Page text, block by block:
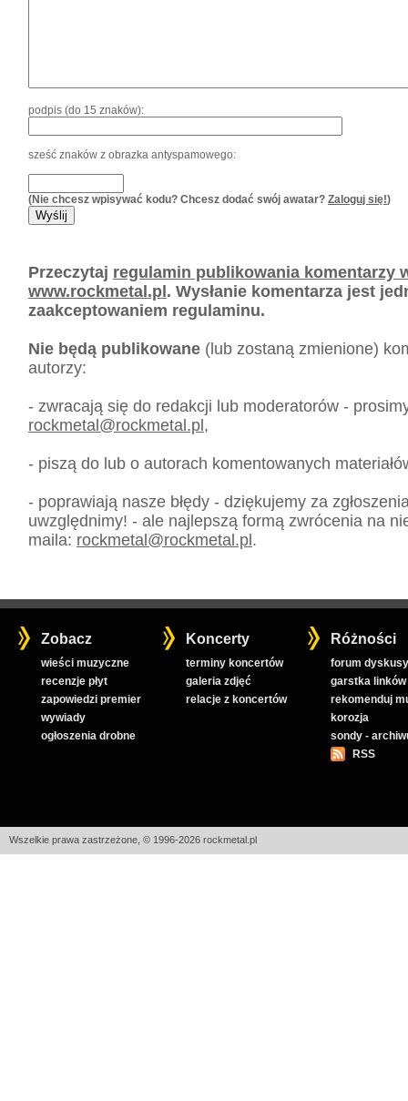
podpis (do 15 znaków):
sześć znaków z obrazka antyspamowego:
(Nie chcesz wpisywać kodu? Chcesz dodać swój awatar? Zaloguj się!)
Przeczytaj regulamin publikowania komentarzy
www.rockmetal.pl. Wysłanie komentarza jest
zaakceptowaniem regulaminu.
Nie będą publikowane (lub zostaną zmienione)
autorzy:
- zwracają się do redakcji lub moderatorów -
rockmetal@rockmetal.pl,
- piszą do lub o autorach komentowanych
- poprawiają nasze błędy - dziękujemy za
uwzględnimy! - ale najlepszą formą zwrócenia na
maila: rockmetal@rockmetal.pl.
Zobacz
wieści muzyczne
recenzje płyt
zapowiedzi premier
wywiady
ogłoszenia drobne
Koncerty
terminy koncertów
galeria zdjęć
relacje z koncertów
Różności
forum
garstka linków
rekomenduj
korozja
sondy -
RSS
Wszelkie prawa zastrzeżone, © 1996-2026 rockmetal.pl